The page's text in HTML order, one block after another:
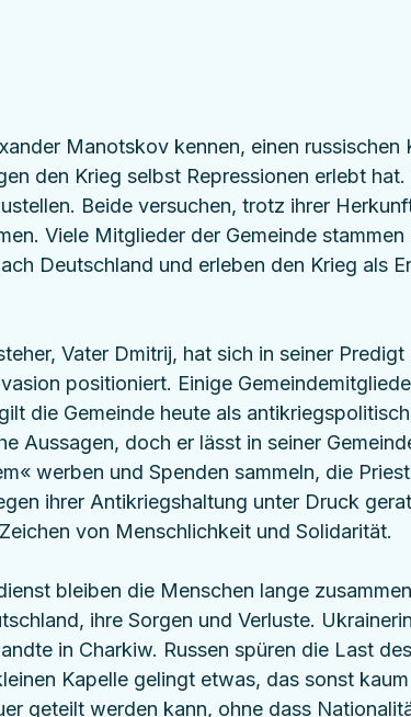
Manotskov kennen, einen russischen
den Krieg selbst Repressionen erlebt
Beide versuchen, trotz ihrer
Viele Mitglieder der Gemeinde stammen
Deutschland und erleben den Krieg als
Vater Dmitrij, hat sich in seiner
positioniert. Einige
die Gemeinde heute als
Aussagen, doch er lässt in seiner
werben und Spenden sammeln, die
ihrer Antikriegshaltung unter Druck
von Menschlichkeit und Solidarität.
bleiben die Menschen lange
ihre Sorgen und Verluste.
in Charkiw. Russen spüren die Last
Kapelle gelingt etwas, das sonst
geteilt werden kann, ohne dass